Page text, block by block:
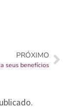
PRÓXIMO
seus benefícios